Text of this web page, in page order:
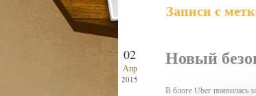
Записи с
02
Апр
2015
Новый
В блоге Uber появилась